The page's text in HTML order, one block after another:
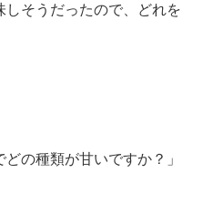
しそうだったので、どれを
どの種類が甘いですか？」